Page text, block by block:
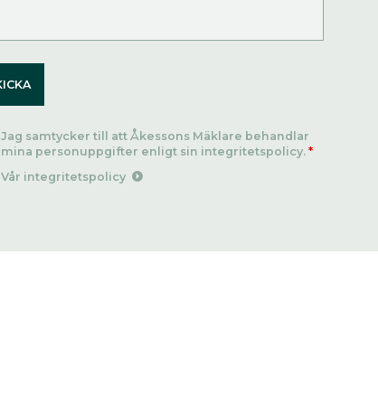
Jag samtycker till att Åkessons Mäklare behandlar
mina personuppgifter enligt sin integritetspolicy.*
Vår integritetspolicy